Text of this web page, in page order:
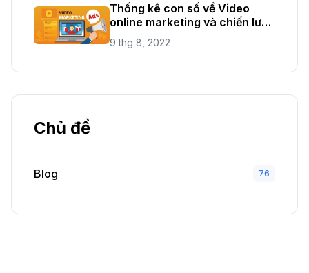
Thống kê con số về Video
online marketing và chiến lược
mới năm 2021
9 thg 8, 2022
Chủ đề
Blog 76